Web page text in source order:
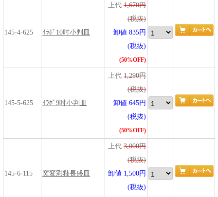
145-4-625 ｲﾗﾎﾞ10吋小判皿
上代 1,670円
(税抜)
卸値 835円
(税抜)
(50%OFF)
145-5-625 ｲﾗﾎﾞ9吋小判皿
上代 1,290円
(税抜)
卸値 645円
(税抜)
(50%OFF)
145-6-115 窯変彩釉長盛皿
上代 3,000円
(税抜)
卸値 1,500円
(税抜)